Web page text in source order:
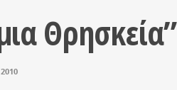
Θρησκεία”